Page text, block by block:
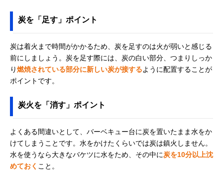
炭を「足す」ポイント
炭は着火まで時間がかかるため、炭を足すのは火が弱いと感じる
前にしましょう。炭を足す際には、炭の白い部分、つまりしっか
り燃焼されている部分に新しい炭が接するように配置することが
ポイントです。
炭火を「消す」ポイント
よくある間違いとして、バーベキュー台に炭を置いたまま水をか
けてしまうことです。水をかけたくらいでは炭は鎮火しません。
水を使うなら大きなバケツに水をため、その中に炭を10分以上沈
めておく こと。